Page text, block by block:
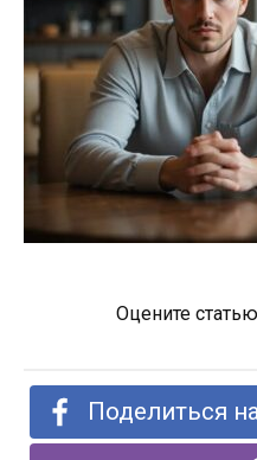
Оцените статью
Поделиться